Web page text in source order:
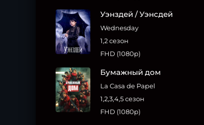
Уэнздей / Уэнсдей
Wednesday
1,2 сезон
FHD (1080p)
Бумажный дом
La Casa de Papel
1,2,3,4,5 сезон
FHD (1080p)